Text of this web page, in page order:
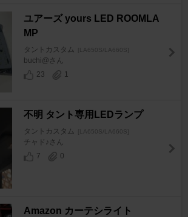
ユアーズ yours LED ROOMLA
MP
タントカスタム [LA650S/LA660S]
buchi@さん
23
1
不明 タント専用LEDランプ
タントカスタム [LA650S/LA660S]
チャド♪さん
7
0
Amazon カーテシライト